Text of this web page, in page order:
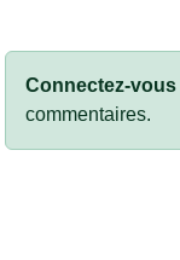
Connectez-vous
commentaires.